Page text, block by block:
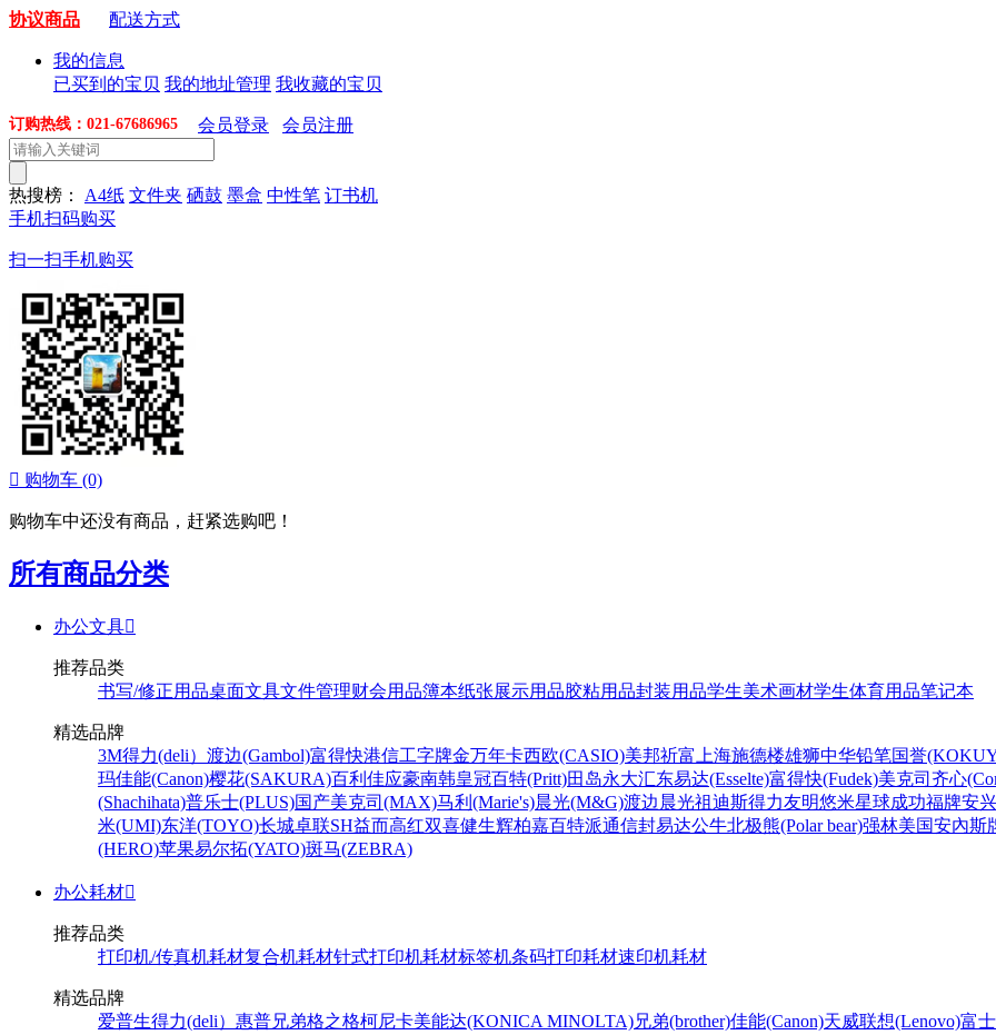
协议商品 配送方式
我的信息
已买到的宝贝 我的地址管理 我收藏的宝贝
订购热线：021-67686965 会员登录 会员注册
热搜榜： A4纸 文件夹 硒鼓 墨盒 中性笔 订书机
手机扫码购买
扫一扫手机购买
 购物车 (0)
购物车中还没有商品，赶紧选购吧！
所有商品分类
办公文具
推荐品类
书写/修正用品桌面文具文件管理财会用品簿本纸张展示用品胶粘用品封装用品学生美术画材学生体育用品笔记本
精选品牌
3M得力(deli） 渡边(Gambol)富得快港信工字牌金万年卡西欧(CASIO)美邦祈富 上海施德楼雄狮中华铅笔国誉
玛佳能(Canon)樱花(SAKURA)百利佳应豪南韩皇冠百特(Pritt)田岛永大汇东易达(Esselte)富得快(Fudek)美克司 齐心
(Shachihata)普乐士(PLUS)国产美克司(MAX)马利(Marie's)晨光(M&G)渡边 晨光祖迪斯得力友明悠米星球成功福牌安兴
米(UMI)东洋(TOYO)长城卓联SH益而高红双喜健生辉柏嘉百特派通信封易达公牛北极熊(Polar bear)强林美国安內斯
(HERO)苹果易尔拓(YATO)斑马(ZEBRA)
办公耗材
推荐品类
打印机/传真机耗材复合机耗材针式打印机耗材标签机条码打印耗材速印机耗材
精选品牌
爱普生得力(deli） 惠普兄弟格之格柯尼卡美能达(KONICA MINOLTA)兄弟(brother)佳能(Canon)天威联想(Lenovo)富